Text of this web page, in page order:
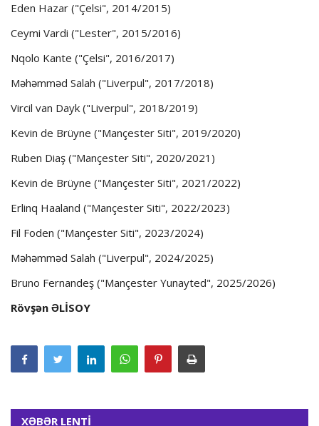
Eden Hazar ("Çelsi", 2014/2015)
Ceymi Vardi ("Lester", 2015/2016)
Nqolo Kante ("Çelsi", 2016/2017)
Məhəmməd Salah ("Liverpul", 2017/2018)
Vircil van Dayk ("Liverpul", 2018/2019)
Kevin de Brüyne ("Mançester Siti", 2019/2020)
Ruben Diaş ("Mançester Siti", 2020/2021)
Kevin de Brüyne ("Mançester Siti", 2021/2022)
Erlinq Haaland ("Mançester Siti", 2022/2023)
Fil Foden ("Mançester Siti", 2023/2024)
Məhəmməd Salah ("Liverpul", 2024/2025)
Bruno Fernandeş ("Mançester Yunayted", 2025/2026)
Rövşən ƏLİSOY
XƏBƏR LENTİ